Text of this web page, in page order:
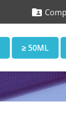

≥ 50ML